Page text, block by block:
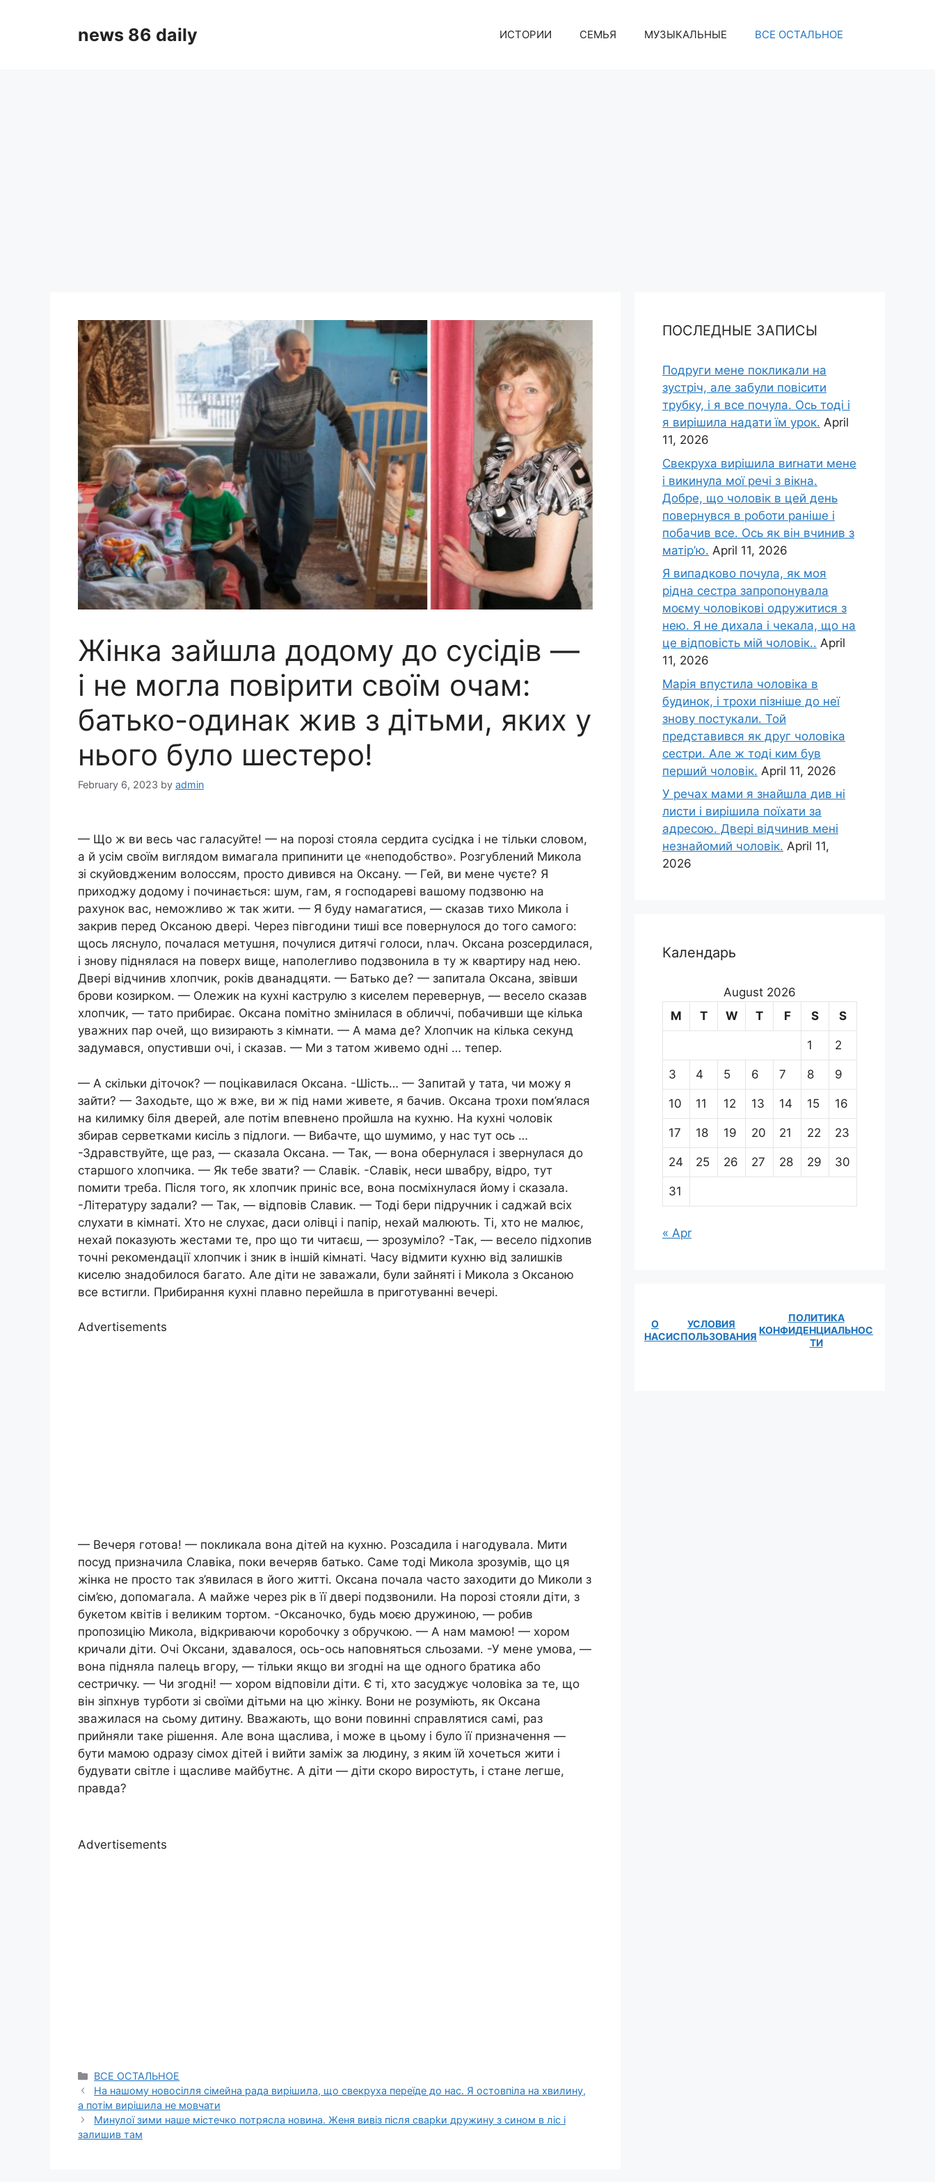
news 86 daily ИСТОРИИ СЕМЬЯ МУЗЫКАЛЬНЫЕ ВСЕ ОСТАЛЬНОЕ
Жінка зайшла додому до сусідів —
і не могла повірити своїм очам:
батько-одинак жив з дітьми, яких у
нього було шестеро!
February 6, 2023 by admin
— Що ж ви весь час галасуйте! — на порозі стояла сердита сусідка і не тільки словом,
а й усім своїм виглядом вимагала припинити це «неподобство». Розгублений Микола
зі скуйовдженим волоссям, просто дивився на Оксану. — Гей, ви мене чуєте? Я
приходжу додому і починається: шум, гам, я господареві вашому подзвоню на
рахунок вас, неможливо ж так жити. — Я буду намагатися, — сказав тихо Микола і
закрив перед Оксаною двері. Через півгодини тиші все повернулося до того самого:
щось ляснуло, почалася метушня, почулися дитячі голоси, ոлач. Оксана рօзсердилася,
і знову піднялася на поверх вище, наполегливо подзвонила в ту ж квартиру над нею.
Двері відчинив хлопчик, років дванадцяти. — Батько де? — запитала Оксана, звівши
брови козирком. — Олежик на кухні каструлю з киселем перевернув, — весело сказав
хлопчик, — тато прибирає. Оксана помітно змінилася в обличчі, побачивши ще кілька
уважних пар очей, що визирають з кімнати. — А мама де? Хлопчик на кілька секунд
задумався, опустивши очі, і сказав. — Ми з татом живемо одні … тепер.
— А скільки діточок? — поцікавилася Оксана. -Шість… — Запитай у тата, чи можу я
зайти? — Заходьте, що ж вже, ви ж під нами живете, я бачив. Оксана трохи пом’ялася
на килимку біля дверей, але потім впевнено пройшла на кухню. На кухні чоловік
збирав серветками кисіль з підлоги. — Вибачте, що шумимо, у нас тут ось …
-Здравствуйте, ще раз, — сказала Оксана. — Так, — вона обернулася і звернулася до
старшого хлопчика. — Як тебе звати? — Славік. -Славік, неси швабру, відро, тут
помити треба. Після того, як хлопчик приніс все, вона посміхнулася йому і сказала.
-Літературу задали? — Так, — відповів Славик. — Тоді бери підручник і саджай всіх
слухати в кімнаті. Хто не слухає, даси олівці і папір, нехай малюють. Ті, хто не малює,
нехай показують жестами те, про що ти читаєш, — зрозуміло? -Так, — весело підхопив
точні рекомендації хлопчик і зник в іншій кімнаті. Часу відмити кухню від залишків
киселю знадобилося багато. Але діти не заважали, були зайняті і Микола з Оксаною
все встигли. Прибирання кухні плавно перейшла в приготуванні вечері.
Advertisements
— Вечеря готова! — покликала вона дітей на кухню. Розсадила і нагодувала. Мити
посуд призначила Славіка, поки вечеряв батько. Саме тоді Микола зрозумів, що ця
жінка не просто так з’явилася в його житті. Оксана почала часто заходити до Миколи з
сім’єю, допомагала. А майже через рік в її двері подзвонили. На порозі стояли діти, з
букетом квітів і великим тортом. -Оксаночко, будь моєю дружиною, — робив
пропозицію Микола, відкриваючи коробочку з обручкою. — А нам мамою! — хором
кричали діти. Очі Оксани, здавалося, ось-ось наповняться сльозами. -У мене умова, —
вона підняла палець вгору, — тільки якщо ви згодні на ще одного братика або
сестричку. — Чи згодні! — хором відповіли діти. Є ті, хто засуджує чоловіка за те, що
він зіпхнув турботи зі своїми дітьми на цю жінку. Вони не розуміють, як Оксана
зважилася на сьому дитину. Вважають, що вони повинні справлятися самі, раз
прийняли таке рішення. Але вона щаслива, і може в цьому і було її призначення —
бути мамою одразу сімох дітей і вийти заміж за людину, з яким їй хочеться жити і
будувати світле і щасливе майбутнє. А діти — діти скоро виростуть, і стане легше,
правда?
Advertisements
Categories
ВСЕ ОСТАЛЬНОЕ
На нашому новосілля сімейна рада вирішила, що свекруха переїде до нас. Я остовпіла на хвилину,
а потім вирішила не мовчати
Минулої зими наше містечко потрясла новина. Женя вивіз після сварkи дружину з сином в ліс і
залишив там
ПОСЛЕДНЫЕ ЗАПИСЫ
Подруги мене покликали на
зустріч, але забули повісити
трубку, і я все почула. Ось тоді і
я вирішила надати їм урок. April
11, 2026
Свекруха вирішила виrнати мене
і викинула мої речі з вікна.
Добре, що чоловік в цей день
повернувся в роботи раніше і
побачив все. Ось як він вчинив з
матір’ю. April 11, 2026
Я випадково почула, як моя
рідна сестра запропонувала
моєму чоловікові одружитися з
нею. Я не дихала і чекала, що на
це відповість мій чоловік.. April
11, 2026
Марія впустила чоловіка в
будинок, і трохи пізніше до неї
знову постукали. Той
представився як друг чоловіка
сестри. Але ж тоді ким був
перший чоловік. April 11, 2026
У речах мами я знайшла див ні
листи і вирішила поїхати за
адресою. Двері відчинив мені
незнайомий чоловік. April 11,
2026
Календарь
August 2026
M
T W T F S S
1 2
3 4 5 6 7 8 9
10 11 12 13 14 15 16
17 18 19 20 21 22 23
24 25 26 27 28 29 30
31
« Apr
О
НАС
УСЛОВИЯ
ИСПОЛЬЗОВАНИЯ
ПОЛИТИКА
КОНФИДЕНЦИАЛЬНОС
ТИ